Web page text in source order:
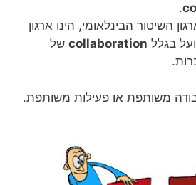
.
השיטור הבינלאומי, הינו ארגון
בגלל collaboration של
משותפת או פעילות משותפת.